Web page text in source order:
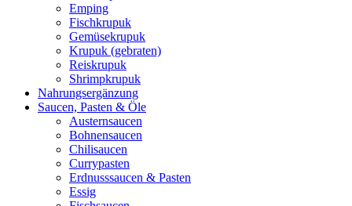
Emping
Fischkrupuk
Gemüsekrupuk
Krupuk (gebraten)
Reiskrupuk
Shrimpkrupuk
Nahrungsergänzung
Saucen, Pasten & Öle
Austernsaucen
Bohnensaucen
Chilisaucen
Currypasten
Erdnusssaucen & Pasten
Essig